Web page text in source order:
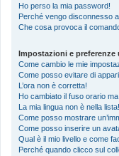
Ho perso la mia password!
Perché vengo disconnesso
Che cosa provoca il
Impostazioni e preferenze
Come cambio le mie
Come posso evitare di
L’ora non è corretta!
Ho cambiato il fuso orario
La mia lingua non è nella lista!
Come posso mostrare
Come posso inserire un
Qual è il mio livello e come
Perché quando clicco sul